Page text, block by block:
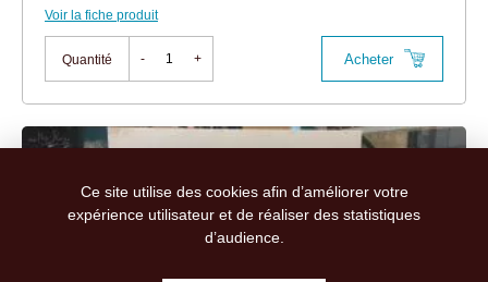
Voir la fiche produit
Quantité - + Acheter
Ce site utilise des cookies afin d’améliorer votre
expérience utilisateur et de réaliser des statistiques
d’audience.